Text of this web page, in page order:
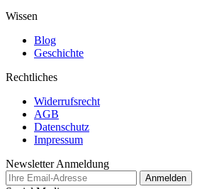
Wissen
Blog
Geschichte
Rechtliches
Widerrufsrecht
AGB
Datenschutz
Impressum
Newsletter Anmeldung
Anmelden